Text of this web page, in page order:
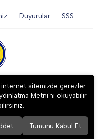
Duyurular SSS
İŞLETMESİ. Tüm hakları
256 BitSSL
Encryption
internet sitemizde çerezler
Metni’ni okuyabilir
Tümünü Kabul Et